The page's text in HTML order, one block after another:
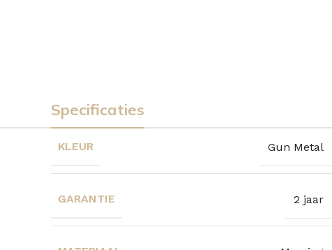
Specificaties
KLEUR Gun Metal
GARANTIE 2 jaar